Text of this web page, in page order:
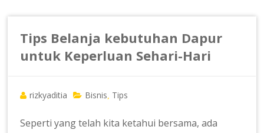
Tips Belanja kebutuhan Dapur
untuk Keperluan Sehari-Hari
rizkyaditia Bisnis Tips
Seperti yang telah kita ketahui bersama, ada